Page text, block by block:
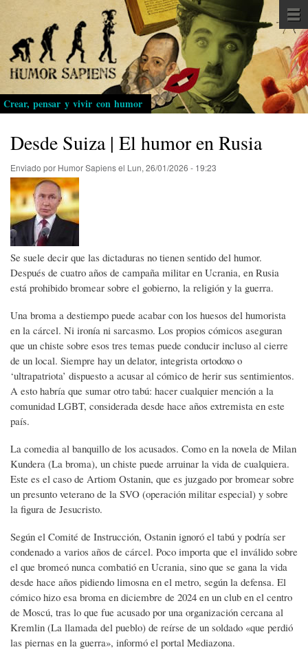
Pasar
al
contenido
principal
Crear, pensar y vivir con humor
Desde Suiza | El humor en Rusia
Enviado por Humor Sapiensel Lun, 26/01/2026 - 19:23
Se suele decir que las dictaduras no tienen sentido del humor.
Después de cuatro años de campaña militar en Ucrania, en Rusia
está prohibido bromear sobre el gobierno, la religión y la guerra.
Una broma a destiempo puede acabar con los huesos del humorista
en la cárcel. Ni ironía ni sarcasmo. Los propios cómicos aseguran
que un chiste sobre esos tres temas puede conducir incluso al cierre
de un local. Siempre hay un delator, integrista ortodoxo o
‘ultrapatriota’ dispuesto a acusar al cómico de herir sus sentimientos.
A esto habría que sumar otro tabú: hacer cualquier mención a la
comunidad LGBT, considerada desde hace años extremista en este
país.
La comedia al banquillo de los acusados. Como en la novela de Milan
Kundera (La broma), un chiste puede arruinar la vida de cualquiera.
Este es el caso de Artiom Ostanin, que es juzgado por bromear sobre
un presunto veterano de la SVO (operación militar especial) y sobre
la figura de Jesucristo.
Según el Comité de Instrucción, Ostanin ignoró el tabú y podría ser
condenado a varios años de cárcel. Poco importa que el inválido sobre
el que bromeó nunca combatió en Ucrania, sino que se gana la vida
desde hace años pidiendo limosna en el metro, según la defensa. El
cómico hizo esa broma en diciembre de 2024 en un club en el centro
de Moscú, tras lo que fue acusado por una organización cercana al
Kremlin (La llamada del pueblo) de reírse de un soldado «que perdió
las piernas en la guerra», informó el portal Mediazona.